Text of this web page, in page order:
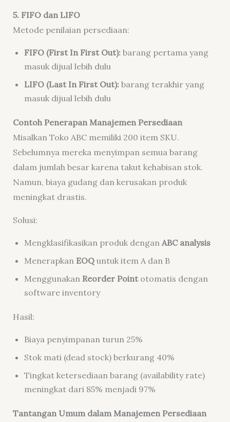
5. FIFO dan LIFO
Metode penilaian persediaan:
FIFO (First In First Out):barang pertama yang
masuk dijual lebih dulu
LIFO (Last In First Out):barang terakhir yang
masuk dijual lebih dulu
Contoh Penerapan Manajemen Persediaan
Misalkan Toko ABC memiliki 200 item SKU.
Sebelumnya mereka menyimpan semua barang
dalam jumlah besar karena takut kehabisan stok.
Namun, biaya gudang dan kerusakan produk
meningkat drastis.
Solusi:
Mengklasifikasikan produk dengan ABC analysis
Menerapkan EOQuntuk item A dan B
Menggunakan Reorder Pointotomatis dengan
software inventory
Hasil:
Biaya penyimpanan turun 25%
Stok mati (dead stock) berkurang 40%
Tingkat ketersediaan barang (availability rate)
meningkat dari 85% menjadi 97%
Tantangan Umum dalam Manajemen Persediaan